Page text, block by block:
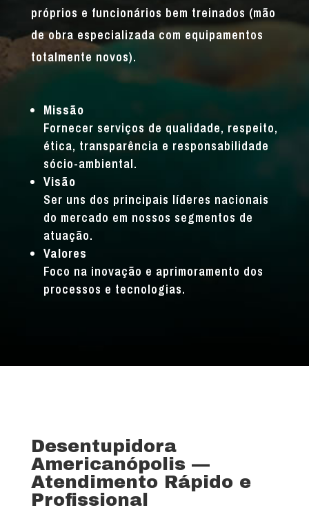
próprios e funcionários bem treinados (mão
de obra especializada com equipamentos
totalmente novos).
Missão
Fornecer serviços de qualidade, respeito,
ética, transparência e responsabilidade
sócio-ambiental.
Visão
Ser uns dos principais líderes nacionais
do mercado em nossos segmentos de
atuação.
Valores
Foco na inovação e aprimoramento dos
processos e tecnologias.
Desentupidora
Americanópolis —
Atendimento Rápido e
Profissional